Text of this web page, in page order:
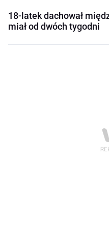
18-latek dachował
miał od dwóch tygodni